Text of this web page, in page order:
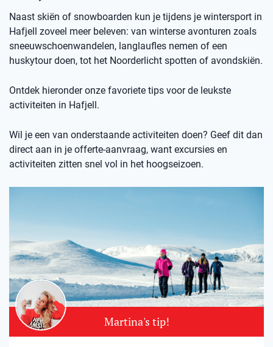
Naast skiën of snowboarden kun je tijdens je wintersport in
Hafjell zoveel meer beleven: van winterse avonturen zoals
sneeuwschoenwandelen, langlaufles nemen of een
huskytour doen, tot het Noorderlicht spotten of avondskiën.
Ontdek hieronder onze favoriete tips voor de leukste
activiteiten in Hafjell.
Wil je een van onderstaande activiteiten doen? Geef dit dan
direct aan in je offerte-aanvraag, want excursies en
activiteiten zitten snel vol in het hoogseizoen.
Martina's tip!